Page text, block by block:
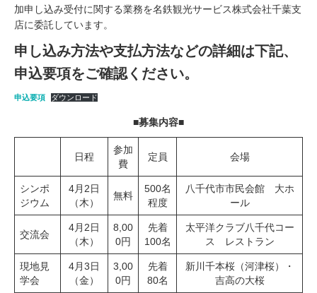
加申し込み受付に関する業務を名鉄観光サービス株式会社千葉支
店に委託しています。
申し込み方法や支払方法などの詳細は下記、
申込要項をご確認ください。
申込要項 ダウンロード
■募集内容■
日程
参加
費
定員 会場
シンポ
ジウム
4月2日
（木）
無料
500名
程度
八千代市市民会館 大ホ
ール
交流会
4月2日
（木）
8,00
0円
先着
100名
太平洋クラブ八千代コー
ス レストラン
現地見
学会
4月3日
（金）
3,00
0円
先着
80名
新川千本桜（河津桜）・
吉高の大桜